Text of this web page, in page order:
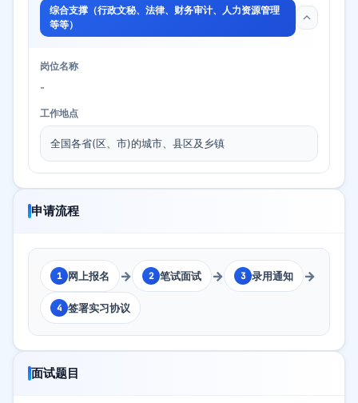
综合支撑（行政文秘、法律、财务审计、人力资源管理
等等）
岗位名称
-
工作地点
全国各省(区、市)的城市、县区及乡镇
申请流程
1 网上报名 → 2 笔试面试 → 3 录用通知 →
4 签署实习协议
面试题目